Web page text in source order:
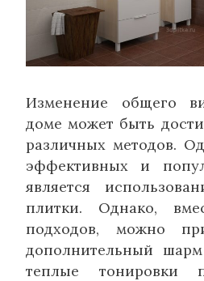
Изменение общего
доме может быть
различных методов.
эффективных и
является
плитки. Однако,
подходов, можно
дополнительный
теплые тонировки